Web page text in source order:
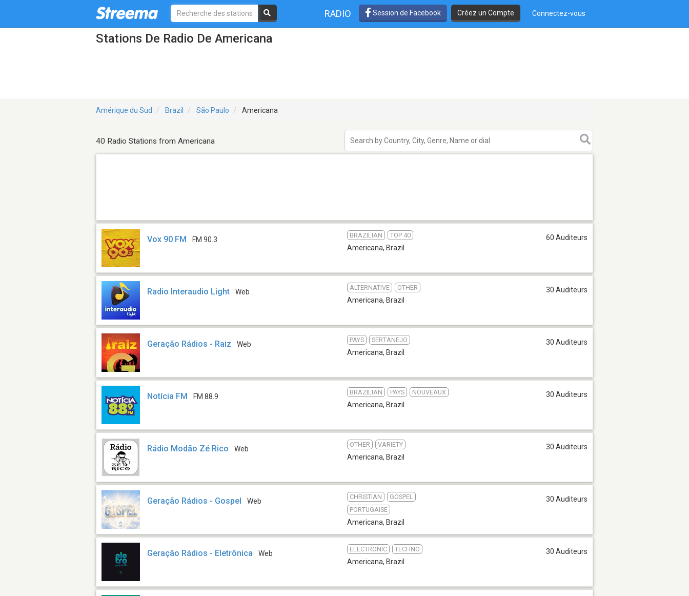
RADIO Session de Facebook Créez un Compte Connectez-vous
Stations De Radio De Americana
Amérique du Sud Brazil São Paulo Americana
40 Radio Stations from Americana
Vox 90 FM FM 90.3
BRAZILIAN TOP 40
Americana, Brazil
60 Auditeurs
Radio Interaudio Light Web
ALTERNATIVE OTHER
Americana, Brazil
30 Auditeurs
Geração Rádios - Raiz Web
PAYS SERTANEJO
Americana, Brazil
30 Auditeurs
Notícia FM FM 88.9
BRAZILIAN PAYS NOUVEAUX
Americana, Brazil
30 Auditeurs
Rádio Modão Zé Rico Web
OTHER VARIETY
Americana, Brazil
30 Auditeurs
Geração Rádios - Gospel Web
CHRISTIAN
GOSPEL
PORTUGAISE
Americana, Brazil
30 Auditeurs
Geração Rádios - Eletrônica Web
ELECTRONIC TECHNO
Americana, Brazil
30 Auditeurs